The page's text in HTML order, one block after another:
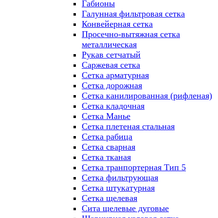
Габионы
Галунная фильтровая сетка
Конвейерная сетка
Просечно-вытяжная сетка
металлическая
Рукав сетчатый
Саржевая сетка
Сетка арматурная
Сетка дорожная
Сетка канилированная (рифленая)
Сетка кладочная
Сетка Манье
Сетка плетеная стальная
Сетка рабица
Сетка сварная
Сетка тканая
Сетка транпортерная Тип 5
Сетка фильтрующая
Сетка штукатурная
Сетка щелевая
Сита щелевые дуговые